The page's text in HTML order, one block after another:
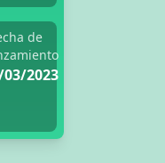
de
2023